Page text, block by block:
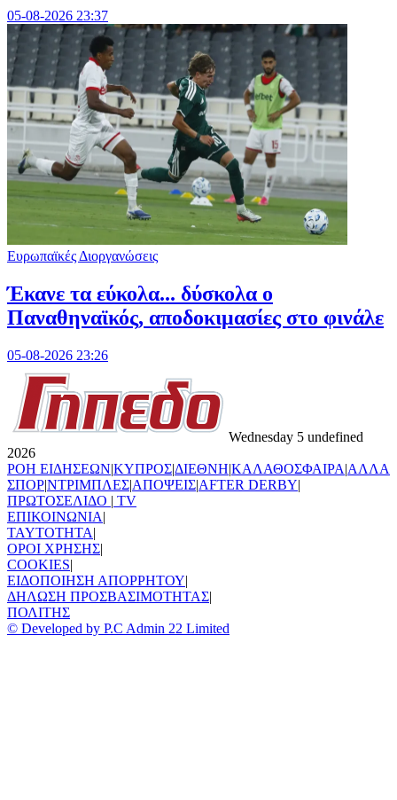
05-08-2026 23:37
Ευρωπαϊκές Διοργανώσεις
Έκανε τα εύκολα... δύσκολα ο
Παναθηναϊκός, αποδοκιμασίες στο φινάλε
05-08-2026 23:26
Wednesday 5 undefined
2026
ΡΟΗ ΕΙΔΗΣΕΩΝ|ΚΥΠΡΟΣ|ΔΙΕΘΝΗ|ΚΑΛΑΘΟΣΦΑΙΡΑ|ΑΛΛΑ
ΣΠΟΡ|ΝΤΡΙΜΠΛΕΣ|ΑΠΟΨΕΙΣ|AFTER DERBY|
ΠΡΩΤΟΣΕΛΙΔΟ | TV
ΕΠΙΚΟΙΝΩΝΙΑ|
TAYTOTHTA|
ΟΡΟΙ ΧΡΗΣΗΣ|
COOKIES|
ΕΙΔΟΠΟΙΗΣΗ ΑΠΟΡΡΗΤΟΥ|
ΔΗΛΩΣΗ ΠΡΟΣΒΑΣΙΜΟΤΗΤΑΣ|
ΠΟΛΙΤΗΣ
© Developed by P.C Admin 22 Limited